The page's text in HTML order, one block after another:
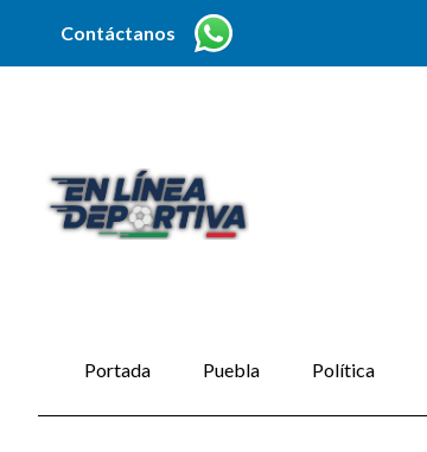
Contáctanos
Portada Puebla Política